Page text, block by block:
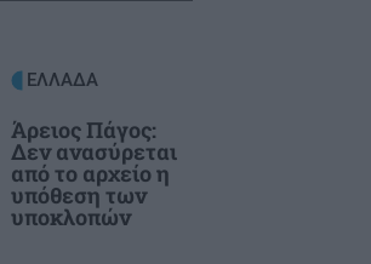
ΕΛΛΑΔΑ
Άρειος Πάγος:
Δεν ανασύρεται
από το αρχείο η
υπόθεση των
υποκλοπών